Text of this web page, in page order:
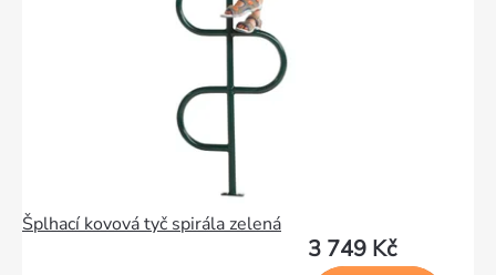
Šplhací kovová tyč spirála zelená
3 749 Kč